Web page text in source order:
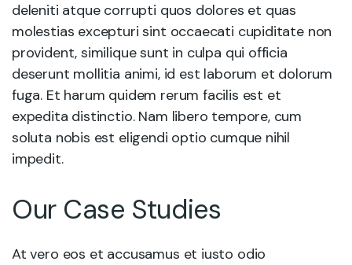
deleniti atque corrupti quos dolores et quas
molestias excepturi sint occaecati cupiditate non
provident, similique sunt in culpa qui officia
deserunt mollitia animi, id est laborum et dolorum
fuga. Et harum quidem rerum facilis est et
expedita distinctio. Nam libero tempore, cum
soluta nobis est eligendi optio cumque nihil
impedit.
Our Case Studies
At vero eos et accusamus et iusto odio